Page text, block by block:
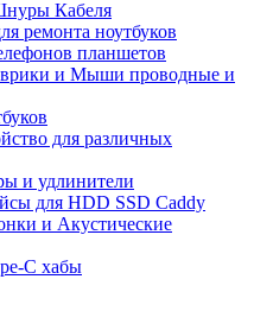
Кабеля
ремонта ноутбуков
планшетов
и Мыши проводные и
для различных
и удлинители
для HDD SSD Caddy
и Акустические
C хабы